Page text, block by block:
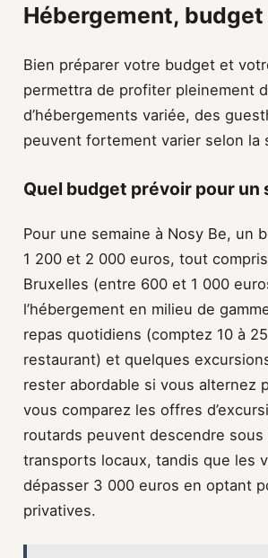
Hébergement,
Bien préparer votre budget et
permettra de profiter pleinement
d’hébergements variée, des
peuvent fortement varier selon la
Quel budget prévoir pour un
Pour une semaine à Nosy Be, un
1 200 et 2 000 euros, tout
Bruxelles (entre 600 et 1 000
l’hébergement en milieu de
repas quotidiens (comptez 10 à
restaurant) et quelques
rester abordable si vous alternez
vous comparez les offres
routards peuvent descendre
transports locaux, tandis que les
dépasser 3 000 euros en optant
privatives.